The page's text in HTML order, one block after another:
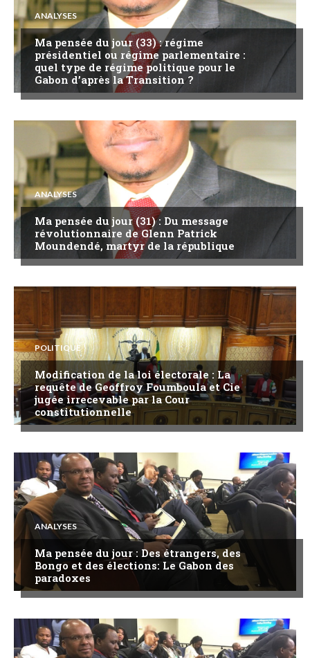
ANALYSES
Ma pensée du jour (33) : régime
présidentiel ou régime parlementaire :
quel type de régime politique pour le
Gabon d’après la Transition ?
ANALYSES
Ma pensée du jour (31) : Du message
révolutionnaire de Glenn Patrick
Moundendé, martyr de la république
POLITIQUE
Modification de la loi électorale : La
requête de Geoffroy Foumboula et Cie
jugée irrecevable par la Cour
constitutionnelle
ANALYSES
Ma pensée du jour : Des étrangers, des
Bongo et des élections: Le Gabon des
paradoxes